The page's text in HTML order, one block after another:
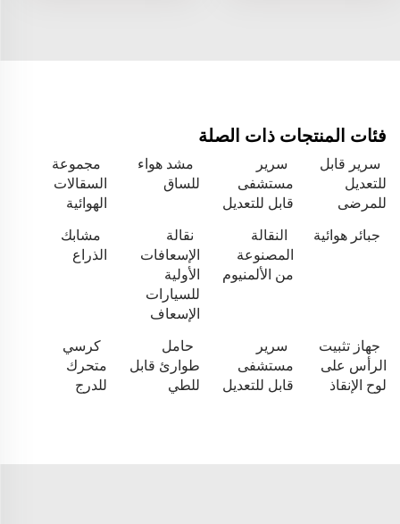
فئات المنتجات ذات الصلة
سرير قابل
للتعديل
للمرضى
سرير
مستشفى
قابل للتعديل
مشد هواء
للساق
مجموعة
السقالات
الهوائية
جبائر هوائية
النقالة
المصنوعة
من الألمنيوم
نقالة
الإسعافات
الأولية
للسيارات
الإسعاف
مشابك
الذراع
جهاز تثبيت
الرأس على
لوح الإنقاذ
سرير
مستشفى
قابل للتعديل
حامل
طوارئ قابل
للطي
كرسي
متحرك
للدرج